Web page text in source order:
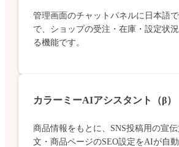
管理画面のチャットパネルに日本語
で、ショップの受注・在庫・設定状
る機能です。
カラーミーAIアシスタント（β）
商品情報をもとに、SNS投稿用の宣
文・商品ページのSEO設定をAIが自